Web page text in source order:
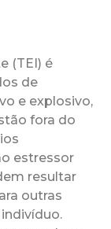
(TEI) é
de
e explosivo,
fora do
estressor
resultar
outras